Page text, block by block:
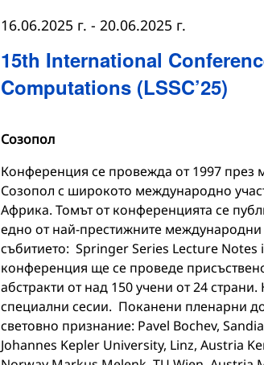
15th International
Computations (LSSC’25)
16.06.2025 г. - 20.06.2025 г.
Созопол
Конференция се провежда от 1997 през
Созопол с широкото международно
Африка. Томът от конференцията се
едно от най-престижните международни
събитието: Springer Series Lecture
конференция ще се проведе
абстракти от над 150 учени от 24
специални сесии. Поканени пленарни
световно признание: Pavel Bochev,
Johannes Kepler University, Linz, Austria